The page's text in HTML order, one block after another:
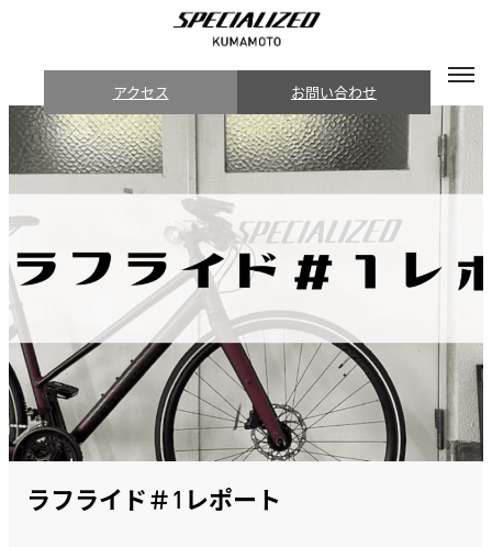
アクセス お問い合わせ
ラフライド＃1レポート